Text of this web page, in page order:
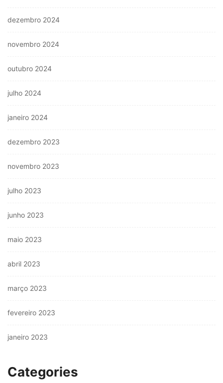
dezembro 2024
novembro 2024
outubro 2024
julho 2024
janeiro 2024
dezembro 2023
novembro 2023
julho 2023
junho 2023
maio 2023
abril 2023
março 2023
fevereiro 2023
janeiro 2023
Categories